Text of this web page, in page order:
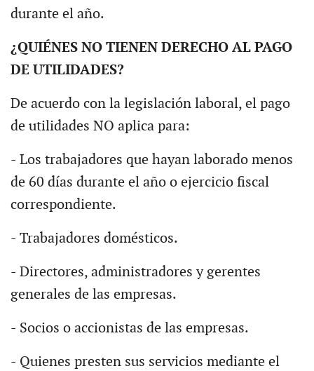
durante el año.
¿QUIÉNES NO TIENEN DERECHO AL PAGO
DE UTILIDADES?
De acuerdo con la legislación laboral, el pago
de utilidades NO aplica para:
- Los trabajadores que hayan laborado menos
de 60 días durante el año o ejercicio fiscal
correspondiente.
- Trabajadores domésticos.
- Directores, administradores y gerentes
generales de las empresas.
- Socios o accionistas de las empresas.
- Quienes presten sus servicios mediante el